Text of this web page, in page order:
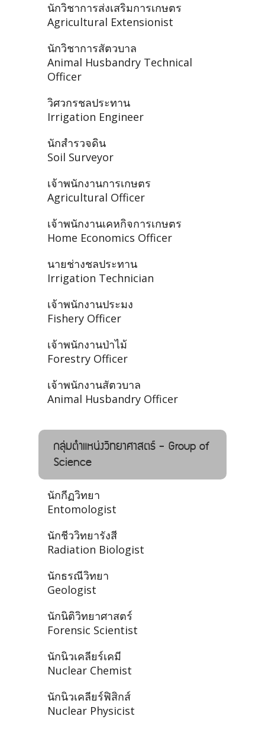
นักวิชาการส่งเสริมการเกษตร
Agricultural Extensionist
นักวิชาการสัตวบาล
Animal Husbandry Technical
Officer
วิศวกรชลประทาน
Irrigation Engineer
นักสำรวจดิน
Soil Surveyor
เจ้าพนักงานการเกษตร
Agricultural Officer
เจ้าพนักงานเคหกิจการเกษตร
Home Economics Officer
นายช่างชลประทาน
Irrigation Technician
เจ้าพนักงานประมง
Fishery Officer
เจ้าพนักงานป่าไม้
Forestry Officer
เจ้าพนักงานสัตวบาล
Animal Husbandry Officer
กลุ่มตำแหน่งวิทยาศาสตร์ - Group of
Science
นักกีฏวิทยา
Entomologist
นักชีววิทยารังสี
Radiation Biologist
นักธรณีวิทยา
Geologist
นักนิติวิทยาศาสตร์
Forensic Scientist
นักนิวเคลียร์เคมี
Nuclear Chemist
นักนิวเคลียร์ฟิสิกส์
Nuclear Physicist